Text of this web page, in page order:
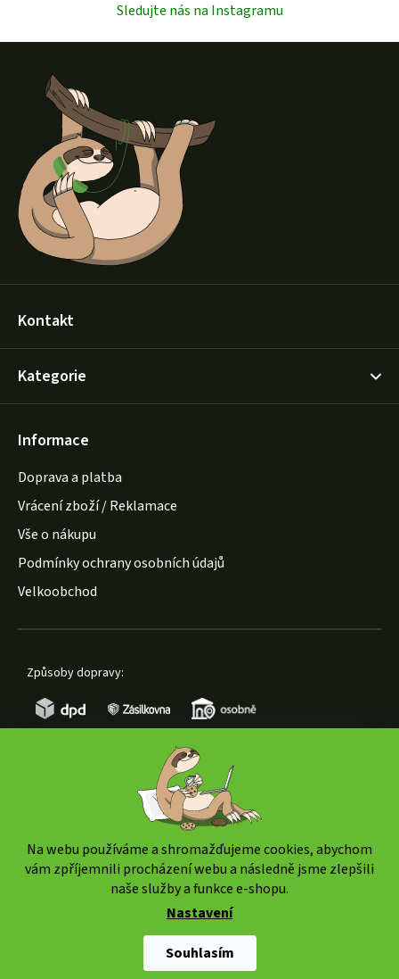
Na webu používáme a shromažďujeme cookies, abychom
vám zpříjemnili procházení webu a následně jsme zlepšili
naše služby a funkce e-shopu.
Nastavení
Souhlasím
Sledujte nás na Instagramu
Kontakt
Kategorie
Informace
Doprava a platba
Vrácení zboží / Reklamace
Vše o nákupu
Podmínky ochrany osobních údajů
Velkoobchod
Způsoby dopravy:
www.weedshop.cz
vyhrazena.
Upravit nastavení cookies